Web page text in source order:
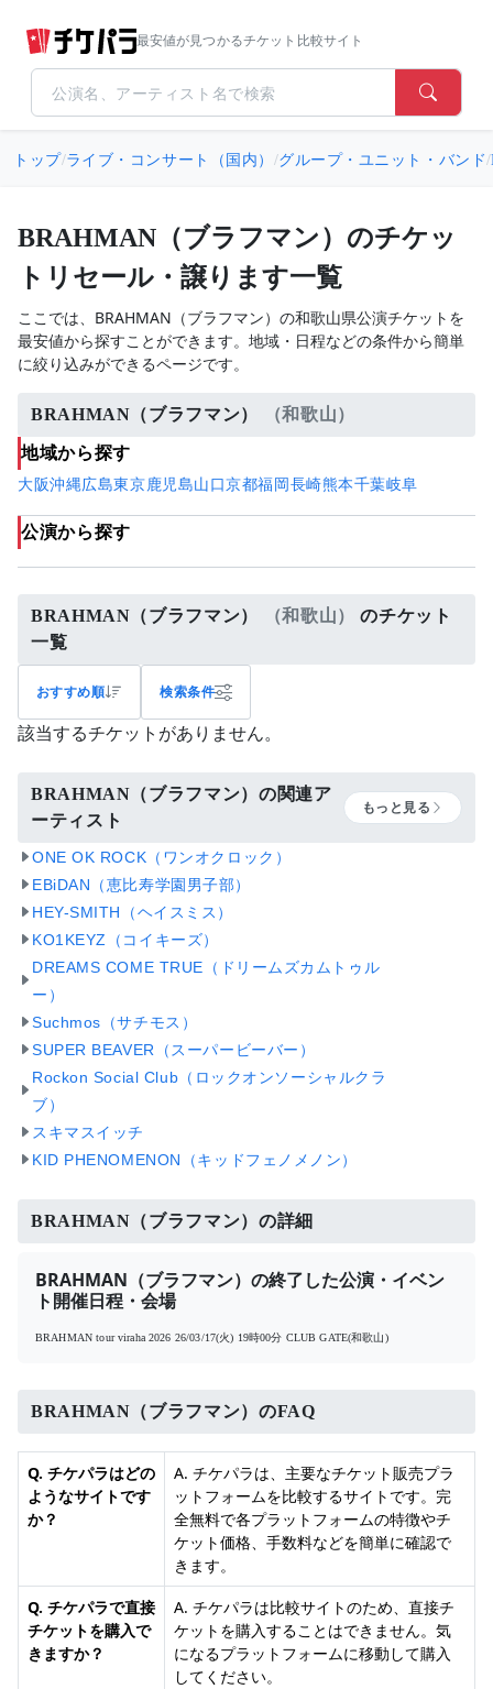
最安値が見つかるチケット比較サイト
トップ/ライブ・コンサート（国内） /グループ・ユニット・バンド/
BRAHMAN（ブラフマン）のチケッ
トリセール・譲ります一覧
ここでは、BRAHMAN（ブラフマン）の和歌山県公演チケットを
最安値から探すことができます。地域・日程などの条件から簡単
に絞り込みができるページです。
BRAHMAN（ブラフマン） （和歌山）
地域から探す
大阪沖縄広島東京鹿児島山口京都福岡長崎熊本千葉岐阜
公演から探す
BRAHMAN（ブラフマン） （和歌山）
のチケット
一覧
おすすめ順 検索条件
該当するチケットがありません。
BRAHMAN（ブラフマン）の関連ア
ーティスト
もっと見る
ONE OK ROCK（ワンオクロック）
EBiDAN（恵比寿学園男子部）
HEY-SMITH（ヘイスミス）
KO1KEYZ（コイキーズ）
DREAMS COME TRUE（ドリームズカムトゥル
ー）
Suchmos（サチモス）
SUPER BEAVER（スーパービーバー）
Rockon Social Club（ロックオンソーシャルクラ
ブ）
スキマスイッチ
KID PHENOMENON（キッドフェノメノン）
BRAHMAN（ブラフマン）の詳細
BRAHMAN（ブラフマン）の終了した公演・イベン
ト開催日程・会場
BRAHMAN tour viraha 2026 26/03/17(火) 19時00分 CLUB GATE(和歌山)
BRAHMAN（ブラフマン）のFAQ
Q. チケパラはどの
ようなサイトです
か？
A. チケパラは、主要なチケット販売プラ
ットフォームを比較するサイトです。完
全無料で各プラットフォームの特徴やチ
ケット価格、手数料などを簡単に確認で
きます。
Q. チケパラで直接
チケットを購入で
きますか？
A. チケパラは比較サイトのため、直接チ
ケットを購入することはできません。気
になるプラットフォームに移動して購入
してください。